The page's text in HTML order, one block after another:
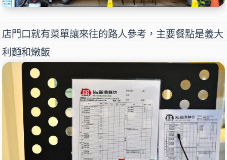
店門口就有菜單讓來往的路人參考，主要餐點是義大
利麵和燉飯